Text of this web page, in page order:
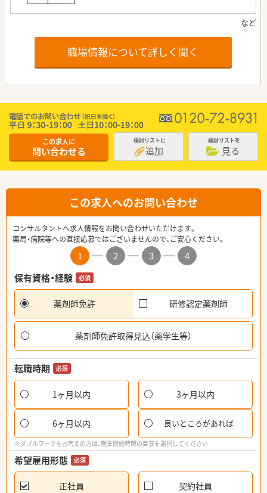
職場情報について詳しく聞く
この求人に
問い合わせる
検討リストに
追加
検討リストを
見る
この求人へのお問い合わせ
コンサルタントへ求人情報をお問い合わせいただけます。
薬局・病院等への直接応募ではございませんので、ご安心ください。
1 2 3
4
保有資格・経験
必須
薬剤師免許 研修認定薬剤師
薬剤師免許取得見込（薬学生等）
転職時期 必須
1ヶ月以内 3ヶ月以内
6ヶ月以内 良いところがあれば
※ダブルワークをお考えの方は、就業開始時期の目安を選択してください
希望雇用形態 必須
正社員 契約社員